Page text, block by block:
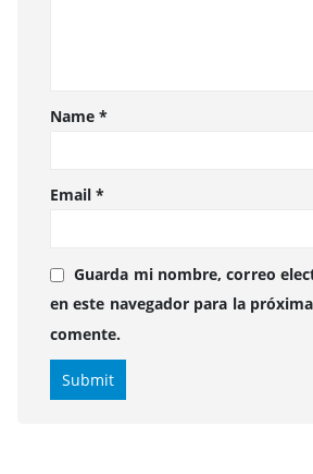
Name*
Email*
Guarda mi nombre, correo
en este navegador para la
comente.